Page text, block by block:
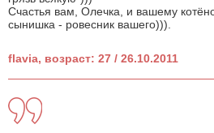
Счастья вам, Олечка, и вашему
сынишка - ровесник вашего))).
flavia, возраст: 27 / 26.10.2011